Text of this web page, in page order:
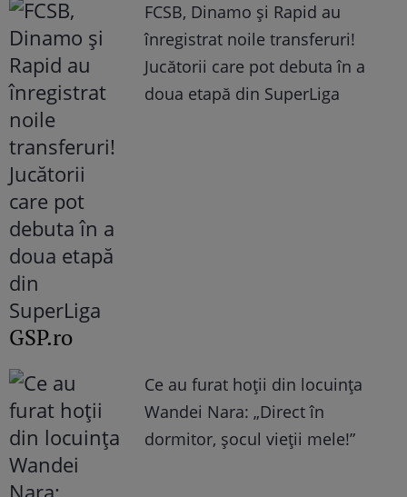
FCSB, Dinamo şi Rapid au
înregistrat noile transferuri!
Jucătorii care pot debuta în a
doua etapă din SuperLiga
GSP.ro
Ce au furat hoții din locuința
Wandei Nara: „Direct în
dormitor, șocul vieții mele!”